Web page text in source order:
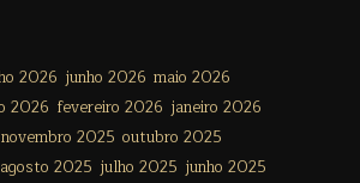
2026 junho 2026 maio 2026
2026 fevereiro 2026 janeiro 2026
novembro 2025 outubro 2025
agosto 2025 julho 2025 junho 2025